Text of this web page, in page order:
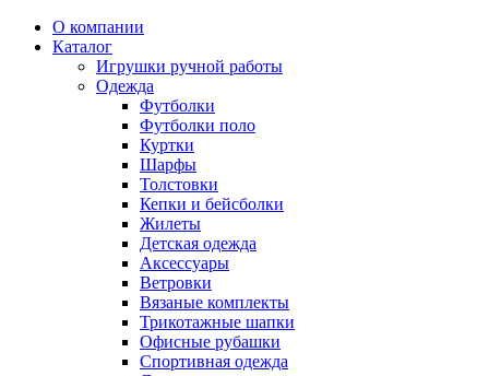
О компании
Каталог
Игрушки ручной работы
Одежда
Футболки
Футболки поло
Куртки
Шарфы
Толстовки
Кепки и бейсболки
Жилеты
Детская одежда
Аксессуары
Ветровки
Вязаные комплекты
Трикотажные шапки
Офисные рубашки
Спортивная одежда